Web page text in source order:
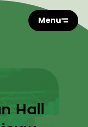
Menu
Hall